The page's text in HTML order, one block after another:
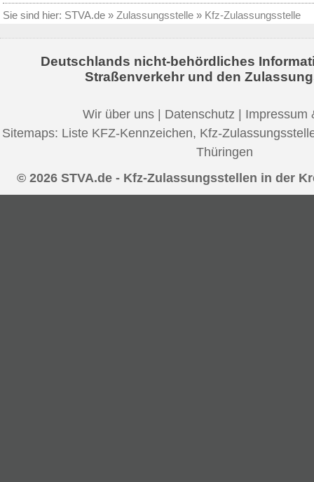
Sie sind hier: STVA.de » Zulassungsstelle » Kfz-Zulassungsstelle
Deutschlands nicht-behördliches
Straßenverkehr und den
Wir über uns Datenschutz
Impressum
Sitemaps: Liste KFZ-Kennzeichen, Kfz-
Thüringen
© 2026 STVA.de - Kfz-Zulassungsstellen in der